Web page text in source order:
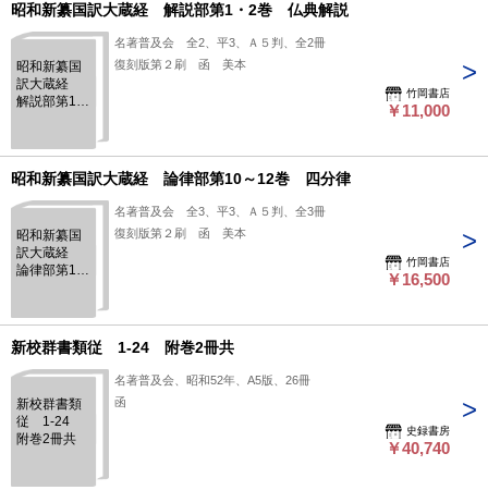
昭和新纂国訳大蔵経 解説部第1・2巻 仏典解説
昭和新纂国
訳大蔵経
解説部第1・
名著普及会 全2、平3、Ａ５判、全2冊
復刻版第２刷 函 美本
竹岡書店
￥11,000
昭和新纂国訳大蔵経 論律部第10～12巻 四分律
昭和新纂国
訳大蔵経
論律部第10
名著普及会 全3、平3、Ａ５判、全3冊
復刻版第２刷 函 美本
竹岡書店
￥16,500
新校群書類従 1-24 附巻2冊共
新校群書類
従 1-24
附巻2冊共
名著普及会、昭和52年、A5版、26冊
函
史録書房
￥40,740